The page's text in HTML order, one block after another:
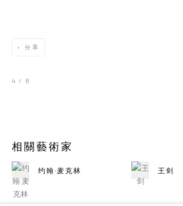
分享
4 / 8
相關藝術家
约翰·麦克林 王剑